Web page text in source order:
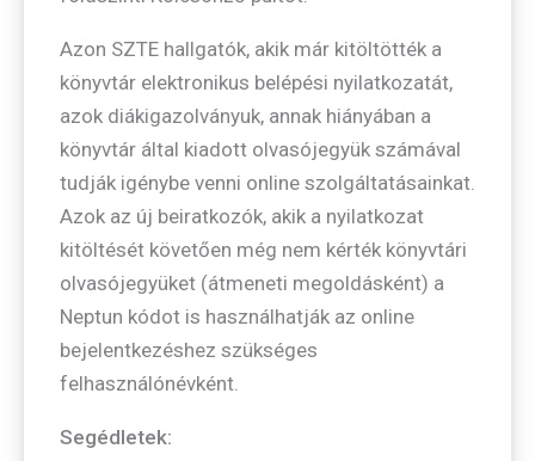
Azon SZTE hallgatók, akik már kitöltötték a
könyvtár elektronikus belépési nyilatkozatát,
azok diákigazolványuk, annak hiányában a
könyvtár által kiadott olvasójegyük számával
tudják igénybe venni online szolgáltatásainkat.
Azok az új beiratkozók, akik a nyilatkozat
kitöltését követően még nem kérték könyvtári
olvasójegyüket (átmeneti megoldásként) a
Neptun kódot is használhatják az online
bejelentkezéshez szükséges
felhasználónévként.
Segédletek: